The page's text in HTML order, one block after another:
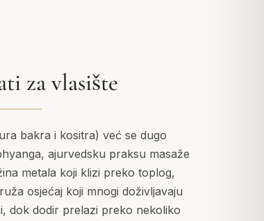
za vlasište
bakra i kositra) već se dugo
ajurvedsku praksu masaže
metala koji klizi preko toplog,
osjećaj koji mnogi doživljavaju
dok dodir prelazi preko nekoliko